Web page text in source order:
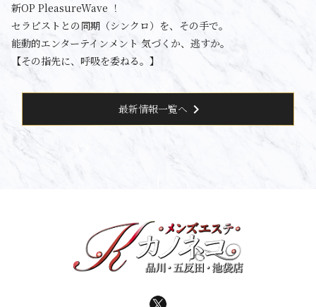
新OP PleasureWave ！
セラピストとの同期（シンクロ）を、その手で。
能動的エンターテインメント 気づくか、逃すか。
【その指先に、呼吸を委ねる。】
最新情報一覧へ chevron_right